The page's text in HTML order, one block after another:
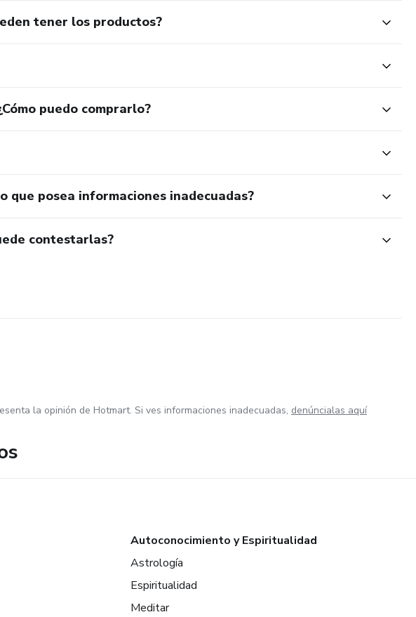
tener los productos?
puedo comprarlo?
que posea informaciones inadecuadas?
contestarlas?
la opinión de Hotmart. Si ves informaciones inadecuadas, denúncialas aquí
Autoconocimiento y Espiritualidad
Astrología
Espiritualidad
Meditar